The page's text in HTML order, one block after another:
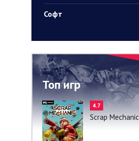
Софт
Топ игр
4.7
Scrap Mechanic